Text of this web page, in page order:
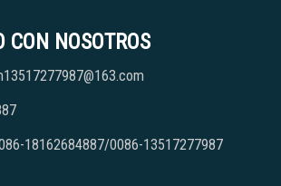
CON NOSOTROS
18162684887/0086-13517277987